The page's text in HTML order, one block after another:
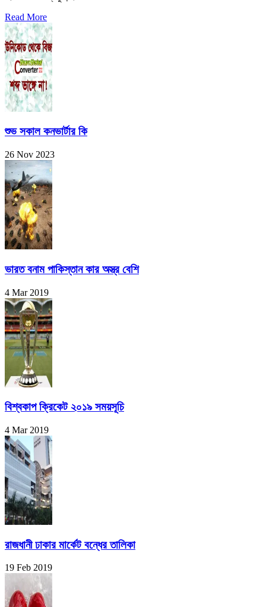
Read More
শুভ সকাল কনভার্টার কি
26 Nov 2023
ভারত বনাম পাকিস্তান কার অস্ত্র বেশি
4 Mar 2019
বিশ্বকাপ ক্রিকেট ২০১৯ সময়সূচি
4 Mar 2019
রাজধানী ঢাকার মার্কেট বন্ধের তালিকা
19 Feb 2019